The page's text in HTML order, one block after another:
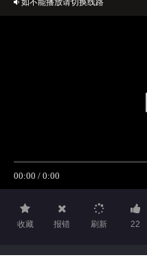
如不能播放请切换线路
收藏 报错 刷新 22